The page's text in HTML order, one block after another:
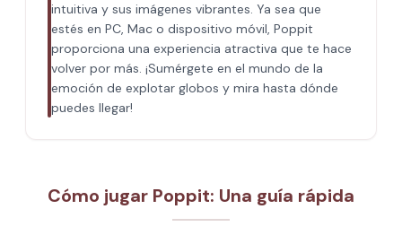
intuitiva y sus imágenes vibrantes. Ya sea que
estés en PC, Mac o dispositivo móvil, Poppit​
proporciona una experiencia atractiva que te hace
volver por más. ¡Sumérgete en el mundo de la
emoción de explotar globos y mira hasta dónde
puedes llegar!
Cómo jugar Poppit​: Una guía rápida